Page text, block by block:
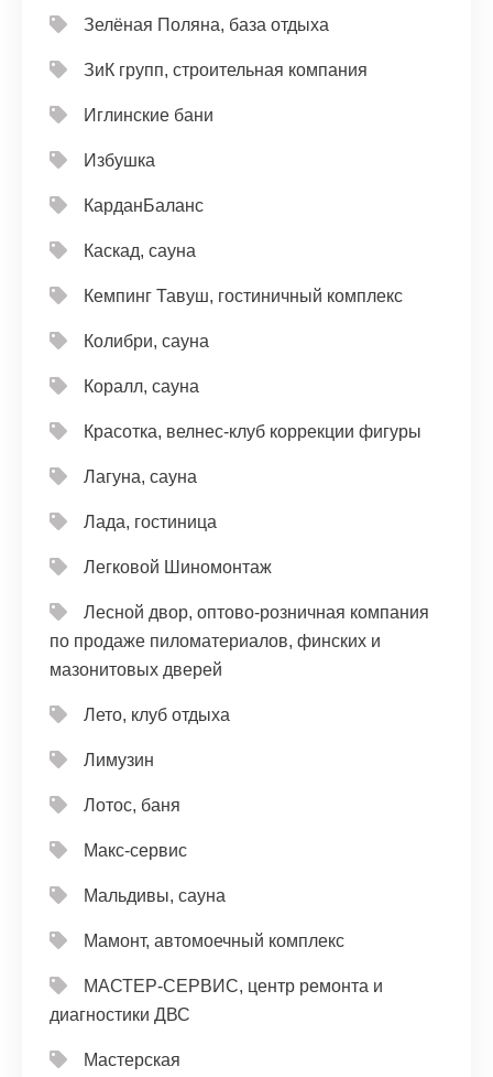
Зелёная Поляна, база отдыха
ЗиК групп, строительная компания
Иглинские бани
Избушка
КарданБаланс
Каскад, сауна
Кемпинг Тавуш, гостиничный комплекс
Колибри, сауна
Коралл, сауна
Красотка, велнес-клуб коррекции фигуры
Лагуна, сауна
Лада, гостиница
Легковой Шиномонтаж
Лесной двор, оптово-розничная компания
по продаже пиломатериалов, финских и
мазонитовых дверей
Лето, клуб отдыха
Лимузин
Лотос, баня
Макс-сервис
Мальдивы, сауна
Мамонт, автомоечный комплекс
МАСТЕР-СЕРВИС, центр ремонта и
диагностики ДВС
Мастерская